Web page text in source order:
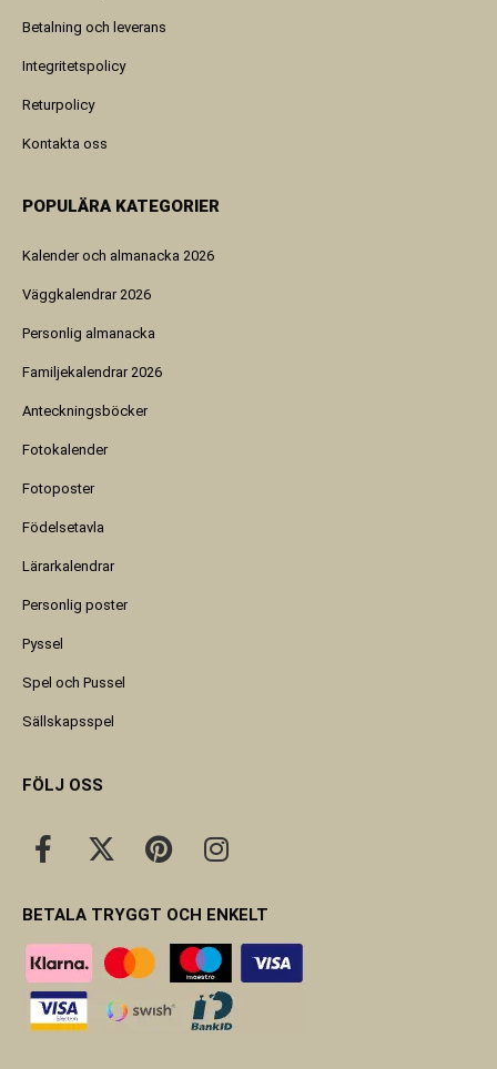
Betalning och leverans
Integritetspolicy
Returpolicy
Kontakta oss
POPULÄRA KATEGORIER
Kalender och almanacka 2026
Väggkalendrar 2026
Personlig almanacka
Familjekalendrar 2026
Anteckningsböcker
Fotokalender
Fotoposter
Födelsetavla
Lärarkalendrar
Personlig poster
Pyssel
Spel och Pussel
Sällskapsspel
FÖLJ OSS
BETALA TRYGGT OCH ENKELT